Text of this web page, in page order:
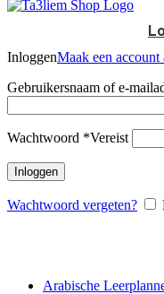
InloggenMaak een account
Gebruikersnaam of e-
Wachtwoord *Vereist
Inloggen
Wachtwoord vergeten?
Arabische